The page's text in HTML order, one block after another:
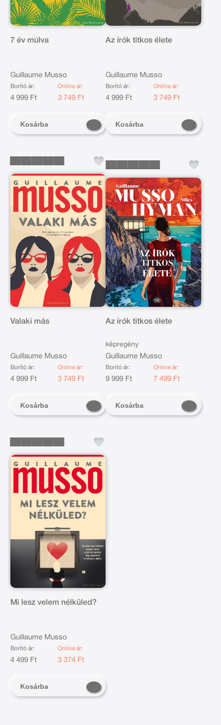
7 év múlva
Guillaume Musso
Borító ár:
4 999 Ft
Online ár:
3 749 Ft
Kosárba
Az írók titkos élete
Guillaume Musso
Borító ár:
4 999 Ft
Online ár:
3 749 Ft
Kosárba
Valaki más
Guillaume Musso
Borító ár:
4 999 Ft
Online ár:
3 749 Ft
Kosárba
Az írók titkos élete
képregény
Guillaume Musso
Borító ár:
9 999 Ft
Online ár:
7 499 Ft
Kosárba
Mi lesz velem nélküled?
Guillaume Musso
Borító ár:
4 499 Ft
Online ár:
3 374 Ft
Kosárba